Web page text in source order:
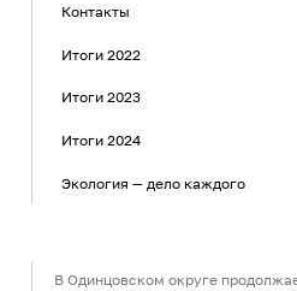
Контакты
Итоги 2022
Итоги 2023
Итоги 2024
Экология — дело каждого
В Одинцовском округе